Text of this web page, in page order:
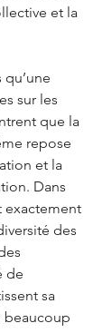
et la
qu’une
sur les
que la
repose
et la
Dans
exactement
des
de
sa
beaucoup